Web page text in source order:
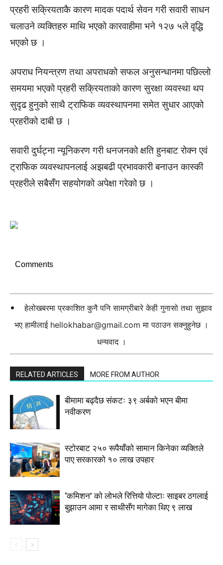
प्रहरी सक्रियताकै कारण मादक पदार्थ सेवन गरी सवारी साधन
चलाउने व्यक्तिहरु माथि भएको कारवाहीमा भने १२७ ५ले वृद्धि
भएको छ ।
अपराध नियन्त्रण तथा अपराधको सफल अनुसन्धानमा पछिल्लो
समयमा भएको प्रहरी सक्रियताको कारण सुरक्षा व्यवस्था थप
सुदृढ हुनुको साथै ट्राफिक व्यवस्थापनमा समेत सुधार आएको
प्रहरीको दाबी छ ।
सवारी दुर्घट्ना न्यूनिकरण गरी धनजनको क्षति हुनबाट रोक्न एवं
ट्राफिक व्यवस्थापनलाई अझबढी प्रभावकारी बनाउन कास्की
प्रहरीले सबैसँग सहयोगको अपेक्षा गरेको छ ।
Comments
हेलोखबरमा प्रकाशित कुनै पनि सामग्रीबारे केही गुनासो तथा सुझाव
भए हामीलाई hellokhabar@gmail.com मा पठाउन सक्नुहुनेछ ।
धन्यवाद ।
RELATED ARTICLES MORE FROM AUTHOR
बीमामा बढ्दैछ संकटः ३९ अर्बको भएन बीमा
नवीकरण
स्टाेरबाट २५० रूपैयाँको सामान किनेका व्यक्तिले
पाए सरकारको १० लाख उपहार
‘कमिशन’ को लोभले रित्तियो पोल्टाः साइबर ठगलाई
बुझाउन आमा र साथीसँग मागेका थिए ९ लाख